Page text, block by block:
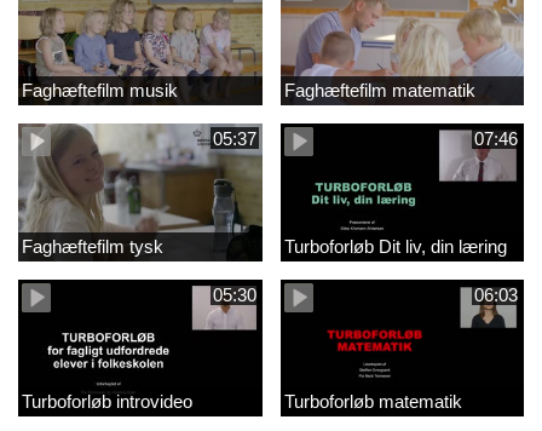
Faghæftefilm musik Faghæftefilm matematik
05:37
Faghæftefilm tysk
07:46
Turboforløb Dit liv, din læring
05:30
Turboforløb introvideo
06:03
Turboforløb matematik